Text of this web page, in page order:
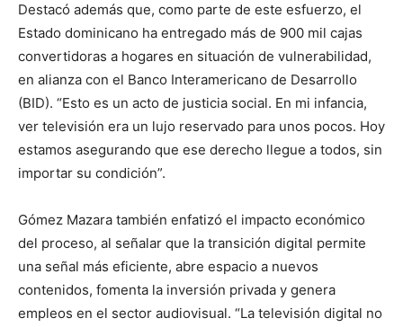
Destacó además que, como parte de este esfuerzo, el
Estado dominicano ha entregado más de 900 mil cajas
convertidoras a hogares en situación de vulnerabilidad,
en alianza con el Banco Interamericano de Desarrollo
(BID). “Esto es un acto de justicia social. En mi infancia,
ver televisión era un lujo reservado para unos pocos. Hoy
estamos asegurando que ese derecho llegue a todos, sin
importar su condición”.
Gómez Mazara también enfatizó el impacto económico
del proceso, al señalar que la transición digital permite
una señal más eficiente, abre espacio a nuevos
contenidos, fomenta la inversión privada y genera
empleos en el sector audiovisual. “La televisión digital no